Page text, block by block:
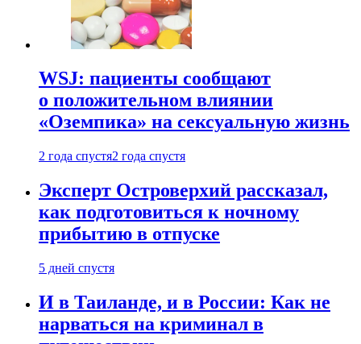
WSJ: пациенты сообщают
о положительном влиянии
«Оземпика» на сексуальную жизнь
2 года спустя2 года спустя
Эксперт Островерхий рассказал,
как подготовиться к ночному
прибытию в отпуске
5 дней спустя
И в Таиланде, и в России: Как не
нарваться на криминал в